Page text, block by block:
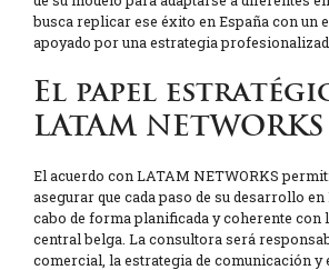
busca replicar ese éxito en España con un
apoyado por una estrategia
El papel
LATAM NETWORKS
El acuerdo con LATAM NETWORKS
asegurar que cada paso de su desarrollo en
cabo de forma planificada y coherente con
central belga. La consultora será
comercial, la estrategia de comunicación y